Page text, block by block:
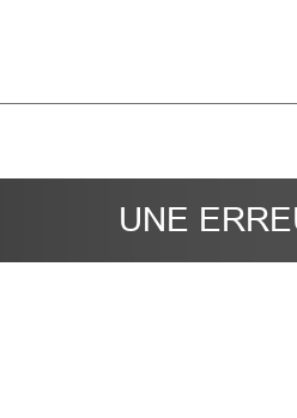
UNE